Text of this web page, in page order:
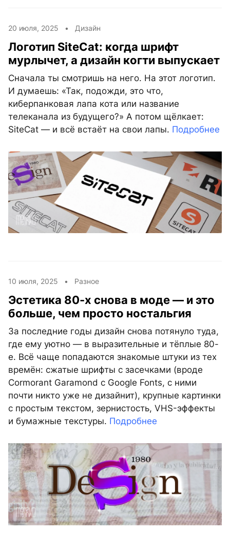
20 июля, 2025 • Дизайн
Логотип SiteCat: когда шрифт
мурлычет, а дизайн когти выпускает
Сначала ты смотришь на него. На этот логотип.
И думаешь: «Так, подожди, это что,
киберпанковая лапа кота или название
телеканала из будущего?» А потом щёлкает:
SiteCat — и всё встаёт на свои лапы. Подробнее
10 июля, 2025 • Разное
Эстетика 80-х снова в моде — и это
больше, чем просто ностальгия
За последние годы дизайн снова потянуло туда,
где ему уютно — в выразительные и тёплые 80-
е. Всё чаще попадаются знакомые штуки из тех
времён: сжатые шрифты с засечками (вроде
Cormorant Garamond с Google Fonts, с ними
почти никто уже не дизайнит), крупные картинки
с простым текстом, зернистость, VHS-эффекты
и бумажные текстуры. Подробнее